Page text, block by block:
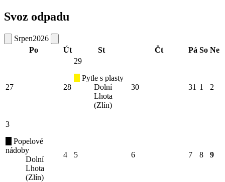
Svoz odpadu
Srpen2026
Po
Út St Čt Pá So Ne
27 28
29
Pytle s plasty
Dolní
Lhota
(Zlín)
30 31 1 2
3
Popelové
nádoby
Dolní
Lhota
(Zlín)
4 5 6 7 8 9